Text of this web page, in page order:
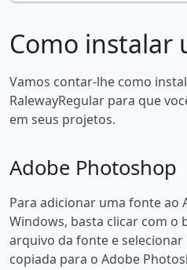
Como instalar
Vamos contar-lhe como
RalewayRegular para que
em seus projetos.
Adobe Photoshop
Para adicionar uma fonte ao
Windows, basta clicar com
arquivo da fonte e
copiada para o Adobe